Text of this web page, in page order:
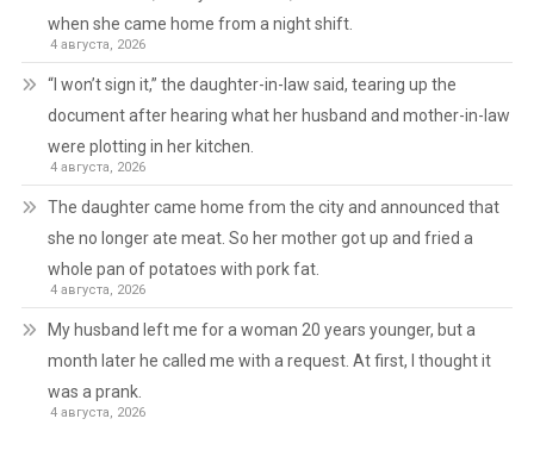
when she came home from a night shift.
4 августа, 2026
“I won’t sign it,” the daughter-in-law said, tearing up the
document after hearing what her husband and mother-in-law
were plotting in her kitchen.
4 августа, 2026
The daughter came home from the city and announced that
she no longer ate meat. So her mother got up and fried a
whole pan of potatoes with pork fat.
4 августа, 2026
My husband left me for a woman 20 years younger, but a
month later he called me with a request. At first, I thought it
was a prank.
4 августа, 2026